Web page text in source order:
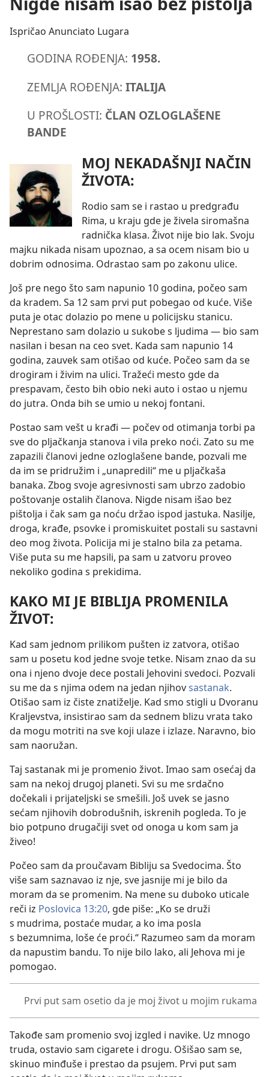
Ispričao Anunciato Lugara
GODINA ROÐENJA: 1958.
ZEMLJA ROÐENJA: ITALIJA
U PROŠLOSTI: ČLAN OZLOGLAŠENE
BANDE
MOJ NEKADAŠNJI NAČIN
ŽIVOTA:
Rodio sam se i rastao u predgrađu
Rima, u kraju gde je živela siromašna
radnička klasa. Život nije bio lak. Svoju
majku nikada nisam upoznao, a sa ocem nisam bio u
dobrim odnosima. Odrastao sam po zakonu ulice.
Još pre nego što sam napunio 10 godina, počeo sam
da kradem. Sa 12 sam prvi put pobegao od kuće. Više
puta je otac dolazio po mene u policijsku stanicu.
Neprestano sam dolazio u sukobe s ljudima — bio sam
nasilan i besan na ceo svet. Kada sam napunio 14
godina, zauvek sam otišao od kuće. Počeo sam da se
drogiram i živim na ulici. Tražeći mesto gde da
prespavam, često bih obio neki auto i ostao u njemu
do jutra. Onda bih se umio u nekoj fontani.
Postao sam vešt u krađi — počev od otimanja torbi pa
sve do pljačkanja stanova i vila preko noći. Zato su me
zapazili članovi jedne ozloglašene bande, pozvali me
da im se pridružim i „unapredili“ me u pljačkaša
banaka. Zbog svoje agresivnosti sam ubrzo zadobio
poštovanje ostalih članova. Nigde nisam išao bez
pištolja i čak sam ga noću držao ispod jastuka. Nasilje,
droga, krađe, psovke i promiskuitet postali su sastavni
deo mog života. Policija mi je stalno bila za petama.
Više puta su me hapsili, pa sam u zatvoru proveo
nekoliko godina s prekidima.
KAKO MI JE BIBLIJA PROMENILA
ŽIVOT:
Kad sam jednom prilikom pušten iz zatvora, otišao
sam u posetu kod jedne svoje tetke. Nisam znao da su
ona i njeno dvoje dece postali Jehovini svedoci. Pozvali
su me da s njima odem na jedan njihovsastanak.
Otišao sam iz čiste znatiželje. Kad smo stigli u Dvoranu
Kraljevstva, insistirao sam da sednem blizu vrata tako
da mogu motriti na sve koji ulaze i izlaze. Naravno, bio
sam naoružan.
Taj sastanak mi je promenio život. Imao sam osećaj da
sam na nekoj drugoj planeti. Svi su me srdačno
dočekali i prijateljski se smešili. Još uvek se jasno
sećam njihovih dobrodušnih, iskrenih pogleda. To je
bio potpuno drugačiji svet od onoga u kom sam ja
živeo!
Počeo sam da proučavam Bibliju sa Svedocima. Što
više sam saznavao iz nje, sve jasnije mi je bilo da
moram da se promenim. Na mene su duboko uticale
reči iz Poslovica 13:20, gde piše: „Ko se druži
s mudrima, postaće mudar, a ko ima posla
s bezumnima, loše će proći.“ Razumeo sam da moram
da napustim bandu. To nije bilo lako, ali Jehova mi je
pomogao.
Prvi put sam osetio da je moj život u mojim rukama
Takođe sam promenio svoj izgled i navike. Uz mnogo
truda, ostavio sam cigarete i drogu. Ošišao sam se,
skinuo minđuše i prestao da psujem. Prvi put sam